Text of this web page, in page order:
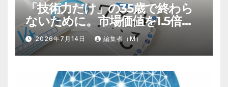
「技術力だけ」の35歳で終わら
ないために。市場価値を1.5倍に
する『プラスα』の掛け算
2026年7月14日 編集者（M）